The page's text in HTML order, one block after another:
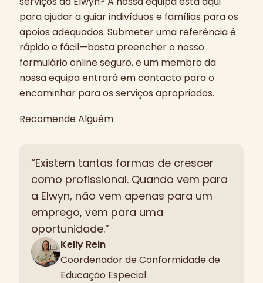
o nosso Centro de Recursos Familiares
para apoio, informação e ligações
comunitárias.
Para saber mais, visiteComo posso
envolver-me na Elwyn como
Encarregado de Educação?eO que é o
Elwyn?
para ajudar a guiar indivíduos e famílias para os
apoios adequados. Submeter uma referência é
rápido e fácil—basta preencher o nosso
formulário online seguro, e um membro da
nossa equipa entrará em contacto para o
encaminhar para os serviços apropriados.
Recomende Alguém
“Existem tantas formas de crescer
como profissional. Quando vem para
a Elwyn, não vem apenas para um
emprego, vem para uma
oportunidade.”
Kelly Rein
Coordenador de Conformidade de
Educação Especial